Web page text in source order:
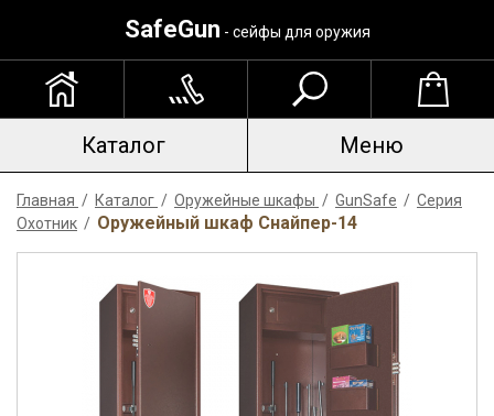
SafeGun - сейфы для оружия
Каталог Меню
Главная / Каталог / Оружейные шкафы / GunSafe / Серия
Охотник / Оружейный шкаф Снайпер-14